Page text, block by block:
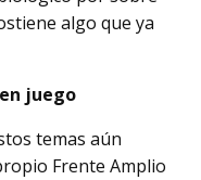
algo que ya
juego
temas aún
Frente Amplio